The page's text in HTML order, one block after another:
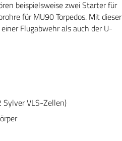
beispielsweise zwei Starter für
für MU90 Torpedos. Mit dieser
Flugabwehr als auch der U-
VLS-Zellen)